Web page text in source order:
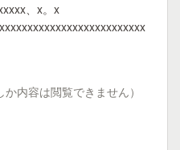
、x。x
内容は閲覧できません）